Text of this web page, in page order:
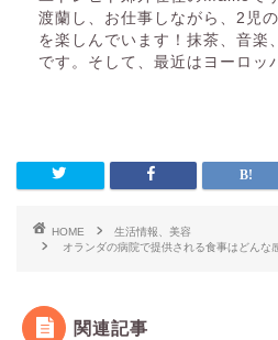
渡蘭し、お仕事しながら、2児
を楽しんでいます！抹茶、音楽
です。そして、最近はヨーロッ
HOME
生活情報、美容
オランダの病院で提供される食事はどんな
関連記事